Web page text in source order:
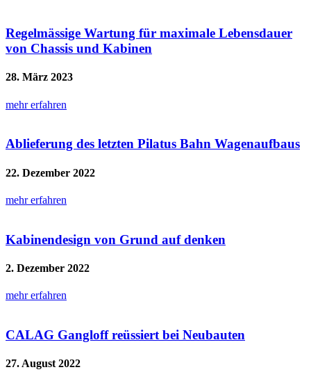
Regelmässige Wartung für maximale Lebensdauer
von Chassis und Kabinen
28. März 2023
mehr erfahren
Ablieferung des letzten Pilatus Bahn Wagenaufbaus
22. Dezember 2022
mehr erfahren
Kabinendesign von Grund auf denken
2. Dezember 2022
mehr erfahren
CALAG Gangloff reüssiert bei Neubauten
27. August 2022